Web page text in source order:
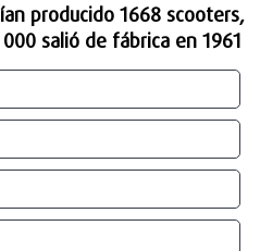
producido 1668 scooters,
salió de fábrica en 1961